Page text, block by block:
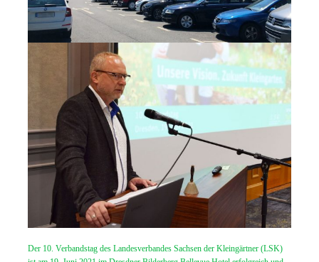
Der 10. Verbandstag des Landesverbandes Sachsen der Kleingärtner (LSK)